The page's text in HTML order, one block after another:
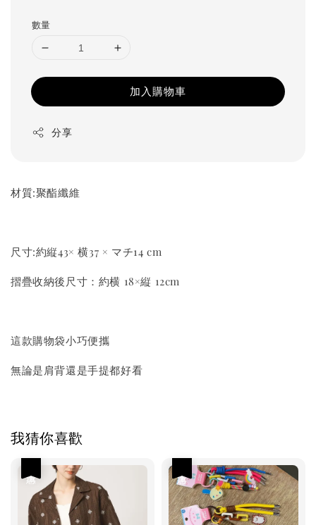
數量
加入購物車
分享
材質:聚酯纖維
尺寸:約縦43× 横37 × マチ14 cm
摺疊收納後尺寸：約横 18×縦 12cm
這款購物袋小巧便攜
無論是肩背還是手提都好看
我猜你喜歡